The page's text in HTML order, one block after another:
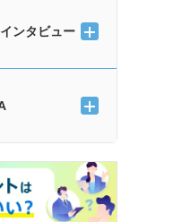
ンタビュー